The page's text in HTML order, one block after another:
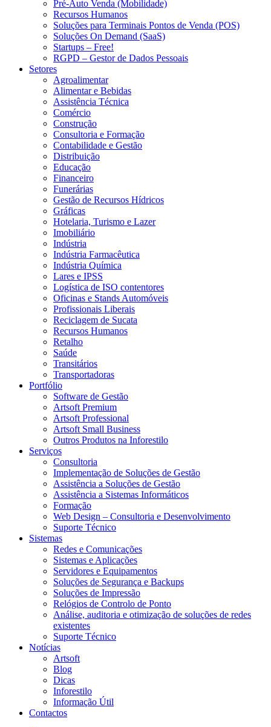
Pré-Auto Venda (Mobilidade)
Recursos Humanos
Soluções para Terminais Pontos de Venda (POS)
Soluções On Demand (SaaS)
Startups – Free!
RGPD – Gestor de Dados Pessoais
Setores
Agroalimentar
Alimentar e Bebidas
Assistência Técnica
Comércio
Construção
Consultoria e Formação
Contabilidade e Gestão
Distribuição
Educação
Financeiro
Funerárias
Gestão de Recursos Hídricos
Gráficas
Hotelaria, Turismo e Lazer
Imobiliário
Indústria
Indústria Farmacêutica
Indústria Química
Lares e IPSS
Logística de ISO contentores
Oficinas e Stands Automóveis
Profissionais Liberais
Reciclagem de Sucata
Recursos Humanos
Retalho
Saúde
Transitários
Transportadoras
Portfólio
Software de Gestão
Artsoft Premium
Artsoft Professional
Artsoft Small Business
Outros Produtos na Inforestilo
Serviços
Consultoria
Implementação de Soluções de Gestão
Assistência a Soluções de Gestão
Assistência a Sistemas Informáticos
Formação
Web Design – Consultoria e Desenvolvimento
Suporte Técnico
Sistemas
Redes e Comunicações
Sistemas e Aplicações
Servidores e Equipamentos
Soluções de Segurança e Backups
Soluções de Impressão
Relógios de Controlo de Ponto
Análise, auditoria e otimização de soluções de redes
existentes
Suporte Técnico
Notícias
Artsoft
Blog
Dicas
Inforestilo
Informação Útil
Contactos